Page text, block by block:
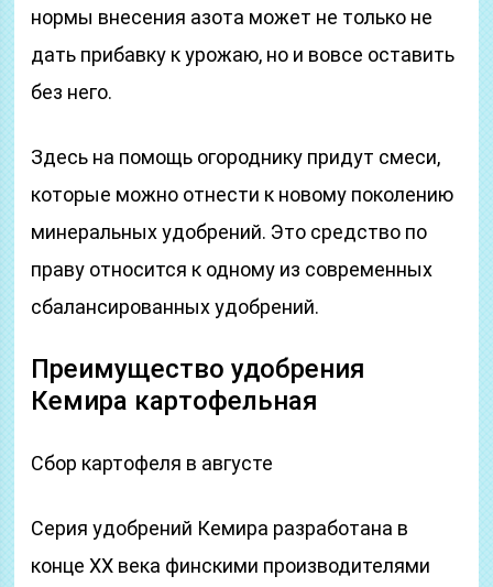
нормы внесения азота может не только не
дать прибавку к урожаю, но и вовсе оставить
без него.
Здесь на помощь огороднику придут смеси,
которые можно отнести к новому поколению
минеральных удобрений. Это средство по
праву относится к одному из современных
сбалансированных удобрений.
Преимущество удобрения
Кемира картофельная
Сбор картофеля в августе
Серия удобрений Кемира разработана в
конце ХХ века финскими производителями